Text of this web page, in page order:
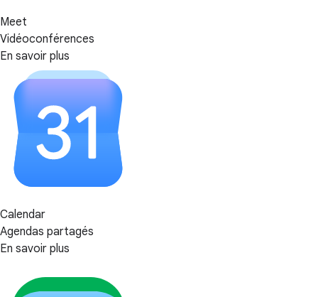
Meet
Vidéoconférences
En savoir plus
Calendar
Agendas partagés
En savoir plus